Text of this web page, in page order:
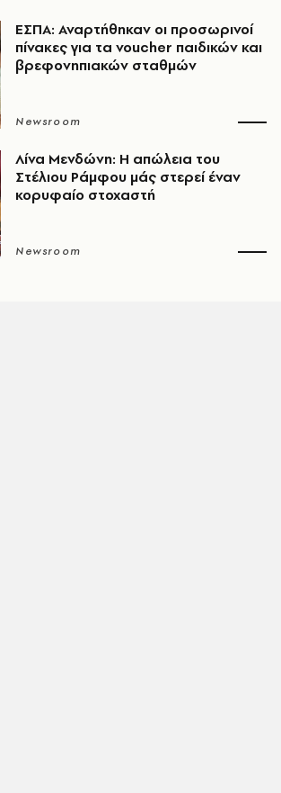
ΕΣΠΑ: Αναρτήθηκαν οι προσωρινοί
πίνακες για τα voucher παιδικών και
βρεφονηπιακών σταθμών
Newsroom
Λίνα Μενδώνη: Η απώλεια του
Στέλιου Ράμφου μάς στερεί έναν
κορυφαίο στοχαστή
Newsroom